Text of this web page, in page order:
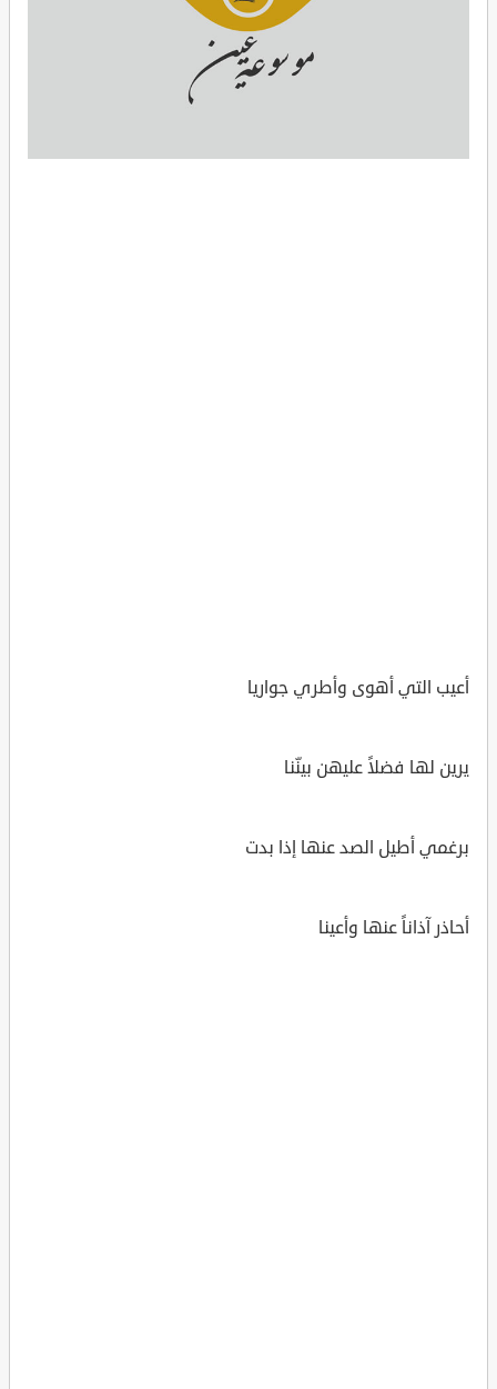
أعيب التي أهوى وأطري جواريا
يرين لها فضلاً عليهن بينّنا
برغمي أطيل الصد عنها إذا بدت
أحاذر آذاناً عنها وأعينا